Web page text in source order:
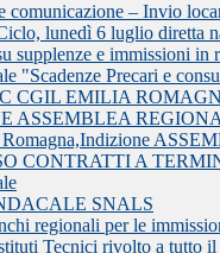
comunicazione – Invio
lunedì 6 luglio diretta
supplenze e immissioni in
"Scadenze Precari e
CGIL EMILIA
ASSEMBLEA
CONTRATTI A
SNALS
regionali per le
Tecnici rivolto a tutto il